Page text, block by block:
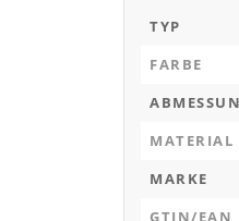
TYP
FARBE
MATERIAL
MARKE
GTIN/EAN